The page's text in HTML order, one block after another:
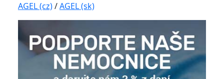
AGEL (cz)/AGEL (sk)